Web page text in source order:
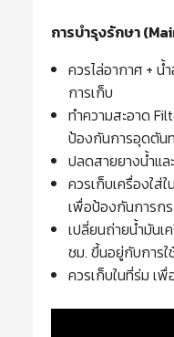
การบำรุงรักษา
ควรไล่อากาศ +
การเก็บ
ทำความสะอาด
ป้องกันการอุดตัน
ปลดสายยางน้ำแ
ควรเก็บเครื่องใส่
เพื่อป้องกันการก
เปลี่ยนถ่ายน้ำมัน
ชม. ขึ้นอยู่กับการใ
ควรเก็บในที่ร่ม เ